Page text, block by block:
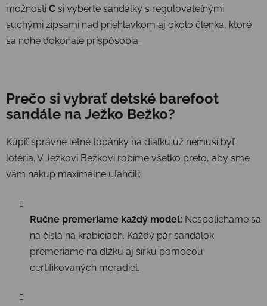
možnosti C si vyberte sandálky s regulovateľnými
suchými zipsami nad priehlavkom aj okolo členka, ktoré
sa nohe dokonale prispôsobia.
Prečo si vybrať detské barefoot
sandále na Ježko Bežko?
Kúpiť správne letné topánky na diaľku už nemusí byť
lotéria. V Ježkovi Bežkovi robíme všetko preto, aby sme
vám nákup maximálne uľahčili:
Ručne premeriame každý model: Nespoliehame sa
na čísla na krabiciach. Každý pár sandálok
premeriame na dĺžku aj šírku pomocou
certifikovaných meradiel.